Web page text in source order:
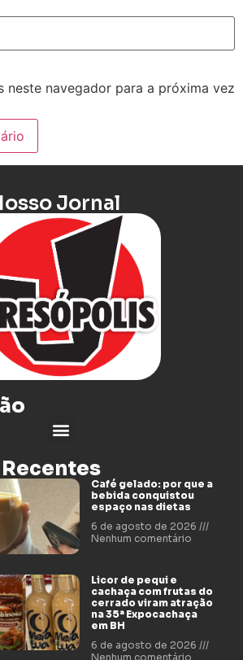
neste navegador para a próxima vez
Jornal
Café gelado: por que a
bebida conquistou
espaço nas dietas
6 de agosto de 2026
Nenhum comentário
Licor de pequi e
cachaça com frutas do
cerrado viram atração
na 35ª Expocachaça
em BH
6 de agosto de 2026
Nenhum comentário